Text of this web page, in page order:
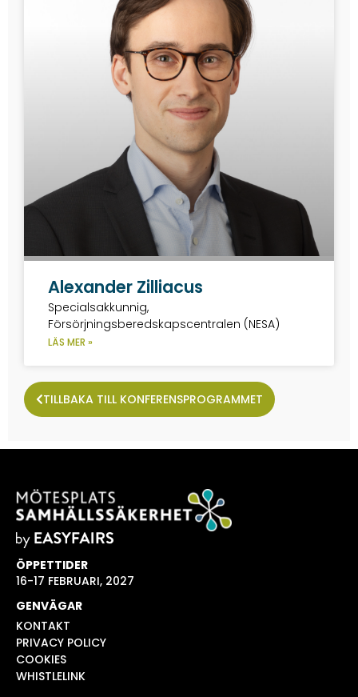
Alexander Zilliacus
Specialsakkunnig,
Försörjningsberedskapscentralen (NESA)
LÄS MER »
TILLBAKA TILL KONFERENSPROGRAMMET
ÖPPETTIDER
16-17 FEBRUARI, 2027
GENVÄGAR
KONTAKT
PRIVACY POLICY
COOKIES
WHISTLELINK